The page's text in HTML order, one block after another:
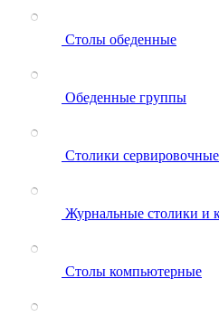
Столы обеденные
Обеденные группы
Столики сервировочные
Журнальные столики и
Столы компьютерные